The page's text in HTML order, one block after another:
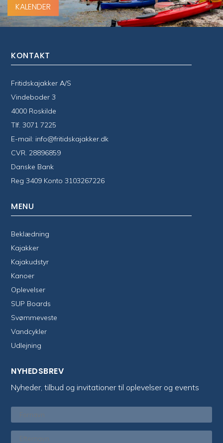
KALENDER
KONTAKT
Fritidskajakker A/S
Vindeboder 3
4000 Roskilde
Tlf.3071 7225
E-mail: info@fritidskajakker.dk
CVR. 28896859
Danske Bank
Reg 3409 Konto 3103267226
MENU
Beklædning
Kajakker
Kajakudstyr
Kanoer
Oplevelser
SUP Boards
Svømmeveste
Vandcykler
Udlejning
NYHEDSBREV
Nyheder, tilbud og invitationer til oplevelser og events